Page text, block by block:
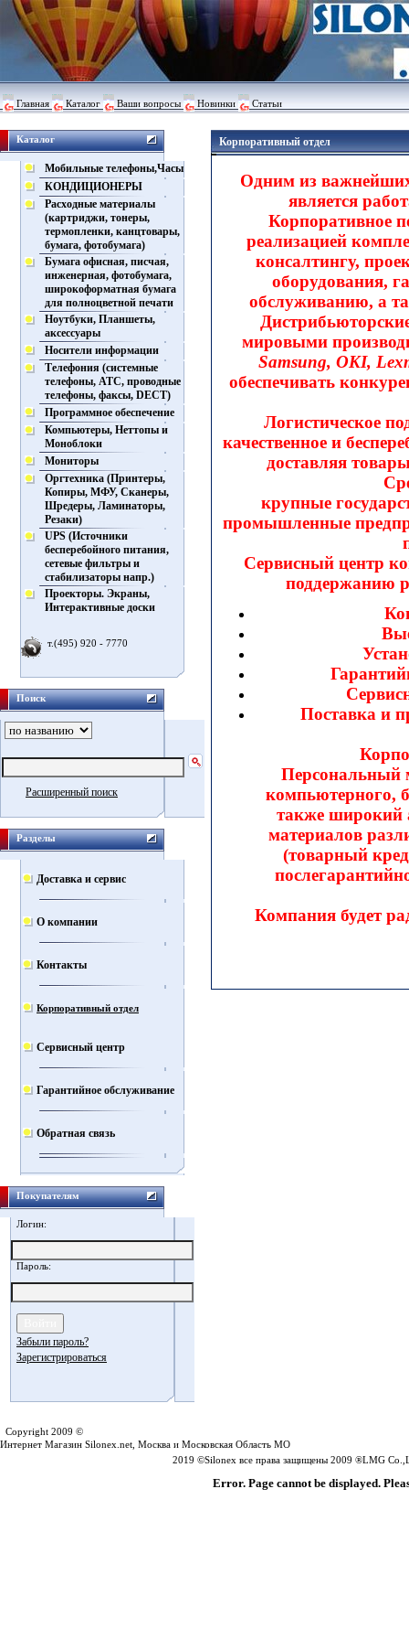
Главная Каталог Ваши вопросы Новинки Статьи
Каталог
Мобильные телефоны,Часы
КОНДИЦИОНЕРЫ
Расходные материалы
(картриджи, тонеры,
термопленки, канцтовары,
бумага, фотобумага)
Бумага офисная, писчая,
инженерная, фотобумага,
широкоформатная бумага
для полноцветной печати
Ноутбуки, Планшеты,
аксессуары
Носители информации
Телефония (системные
телефоны, АТС, проводные
телефоны, факсы, DECT)
Программное обеспечение
Компьютеры, Неттопы и
Моноблоки
Мониторы
Оргтехника (Принтеры,
Копиры, МФУ, Сканеры,
Шредеры, Ламинаторы,
Резаки)
UPS (Источники
бесперебойного питания,
сетевые фильтры и
стабилизаторы напр.)
Проекторы. Экраны,
Интерактивные доски
т.(495) 920 - 7770
Поиск
Расширенный поиск
Разделы
Доставка и сервис
О компании
Контакты
Корпоративный отдел
Сервисный центр
Гарантийное обслуживание
Обратная связь
Покупателям
Логин:
Пароль:
Забыли пароль?
Зарегистрироваться
Корпоративный отдел
Одним из
является
Корпоративное
реализацией
консалтингу,
оборудования,
обслуживанию, а
мировыми
Samsung, OKI,
обеспечивать
Логистическое
качественное и
доставляя
крупные
промышленные
Сервисный центр
поддержанию
Поставка и
Персональный
компьютерного,
также широкий
материалов
(товарный
Компания будет
Copyright 2009 ©
Интернет Магазин Silonex.net, Москва и Московская Область МО
2019 ©Silonex все права защищены 2009 ®LMG
Error. Page cannot be displayed.